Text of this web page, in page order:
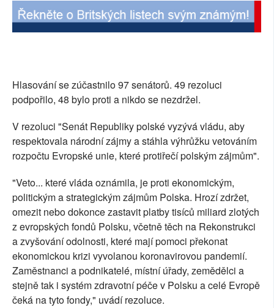
RUBRIKY
PLNÁ VERZE STRÁNEK
Hlasování se zúčastnilo 97 senátorů. 49 rezoluci
podpořilo, 48 bylo proti a nikdo se nezdržel.
V rezoluci "Senát Republiky polské vyzývá vládu, aby
respektovala národní zájmy a stáhla výhrůžku vetováním
rozpočtu Evropské unie, které protiřečí polským zájmům".
"Veto... které vláda oznámila, je proti ekonomickým,
politickým a strategickým zájmům Polska. Hrozí zdržet,
omezit nebo dokonce zastavit platby tisíců miliard zlotých
z evropských fondů Polsku, včetně těch na Rekonstrukci
a zvyšování odolnosti, které mají pomoci překonat
ekonomickou krizi vyvolanou koronavirovou pandemií.
Zaměstnanci a podnikatelé, místní úřady, zemědělci a
stejně tak i systém zdravotní péče v Polsku a celé Evropě
čeká na tyto fondy," uvádí rezoluce.